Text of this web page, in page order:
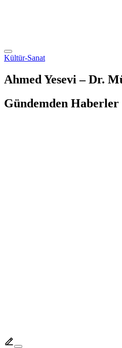
Kültür-Sanat
Ahmed Yesevi – Dr.
Gündemden Haberler